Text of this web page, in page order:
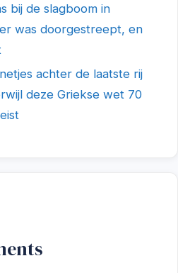
bij de slagboom in
was doorgestreept, en
achter de laatste rij
deze Griekse wet 70